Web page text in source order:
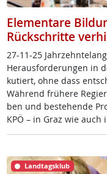
Elementare
Rückschritte
27-11-25
Her­aus­for­de­run­gen in
ku­tiert, oh­ne dass
Wäh­rend frühe­re
ben und be­ste­hen­de
KPÖ – in Graz wie auch
Landtagsklub